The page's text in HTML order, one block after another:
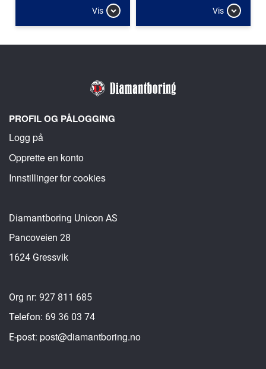
Vis Vis
PROFIL OG PÅLOGGING
Logg på
Opprette en konto
Innstillinger for cookies
Diamantboring Unicon AS
Pancoveien 28
1624 Gressvik
Org nr: 927 811 685
Telefon: 69 36 03 74
E-post: post@diamantboring.no